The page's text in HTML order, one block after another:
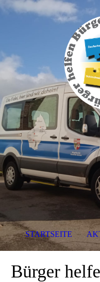
Bürger
STARTSEITE